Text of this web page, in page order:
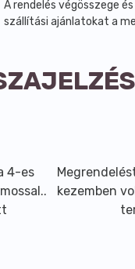
A rendelés végösszege
szállítási ajánlatokat a
4-es
kezemben